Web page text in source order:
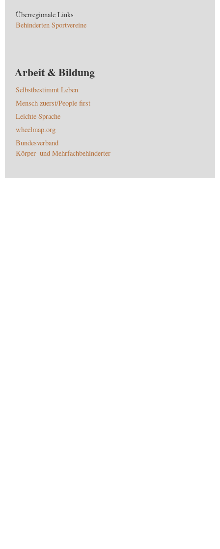
Überregionale Links
Behinderten Sportvereine
Arbeit & Bildung
Selbstbestimmt Leben
Mensch zuerst/People first
Leichte Sprache
wheelmap.org
Bundesverband
Körper- und Mehrfachbehinderter